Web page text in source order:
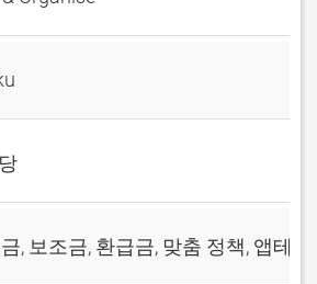
, 보조금, 환급금, 맞춤 정책, 앱테크